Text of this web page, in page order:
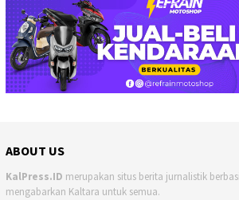
ABOUT US
KalPress.ID merupakan situs berita jurnalistik
mengabarkan Kaltara untuk semua.